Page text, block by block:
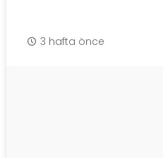
3 hafta önce